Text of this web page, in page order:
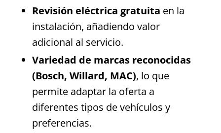
Revisión eléctrica gratuita en la
instalación, añadiendo valor
adicional al servicio.
Variedad de marcas reconocidas
(Bosch, Willard, MAC), lo que
permite adaptar la oferta a
diferentes tipos de vehículos y
preferencias.